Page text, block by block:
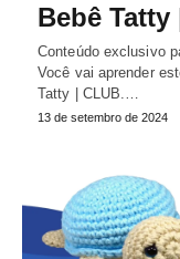
Bebê Tatty
Conteúdo exclusivo
Você vai aprender
Tatty | CLUB.…
13 de setembro de 2024